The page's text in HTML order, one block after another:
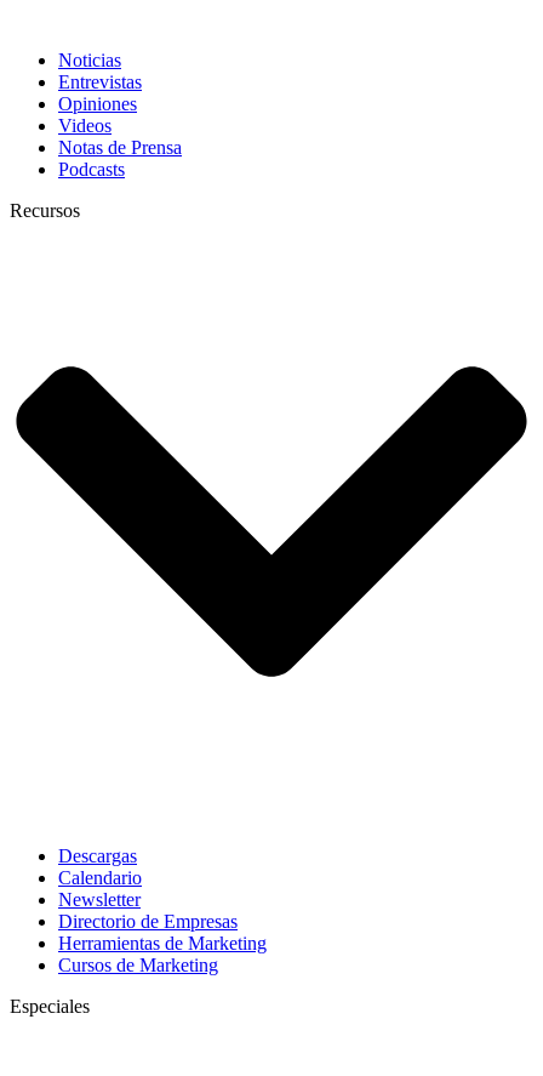
Noticias
Entrevistas
Opiniones
Videos
Notas de Prensa
Podcasts
Recursos
Descargas
Calendario
Newsletter
Directorio de Empresas
Herramientas de Marketing
Cursos de Marketing
Especiales